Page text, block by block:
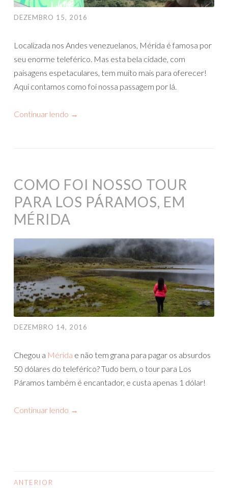
DEZEMBRO 15, 2016
Localizada nos Andes venezuelanos, Mérida é famosa por
seu enorme teleférico. Mas esta bela cidade, com
paisagens espetaculares, tem muito mais para oferecer!
Aqui contamos como foi nossa passagem por lá.
Continuar lendo →
COMO FOI NOSSO TOUR
PARA LOS PÁRAMOS, EM
MÉRIDA
DEZEMBRO 14, 2016
Chegou a Mérida e não tem grana para pagar os absurdos
50 dólares do teleférico? Tudo bem, o tour para Los
Páramos também é encantador, e custa apenas 1 dólar!
Continuar lendo →
ANTERIOR